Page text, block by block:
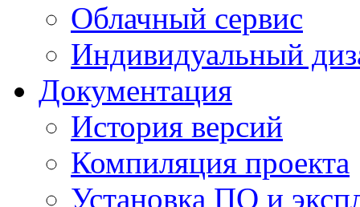
Облачный сервис
Индивидуальный
Документация
История версий
Компиляция проекта
Установка ПО и